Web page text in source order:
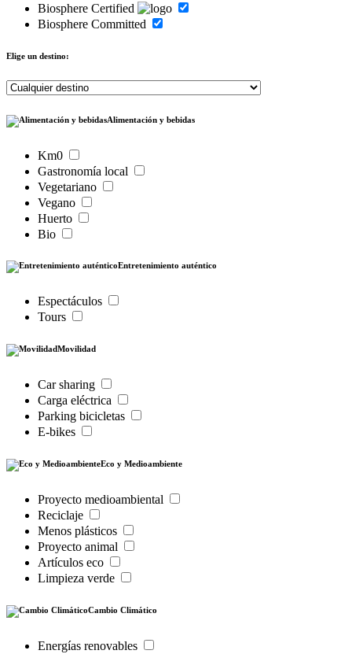
Biosphere Certified
Biosphere Committed
Elige un destino:
Alimentación y bebidas
Km0
Gastronomía local
Vegetariano
Vegano
Huerto
Bio
Entretenimiento auténtico
Espectáculos
Tours
Movilidad
Car sharing
Carga eléctrica
Parking bicicletas
E-bikes
Eco y Medioambiente
Proyecto medioambiental
Reciclaje
Menos plásticos
Proyecto animal
Artículos eco
Limpieza verde
Cambio Climático
Energías renovables